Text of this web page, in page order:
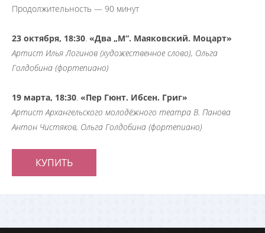
Продолжительность — 90 минут
23 октября, 18:30. «Два „М“. Маяковский. Моцарт»
Артист Илья Логинов (художественное слово), Ольга
Голдобина (фортепиано)
19 марта, 18:30. «Пер Гюнт. Ибсен. Григ»
Артист Архангельского молодёжного театра В. Панова
Антон Чистяков, Ольга Голдобина (фортепиано)
КУПИТЬ